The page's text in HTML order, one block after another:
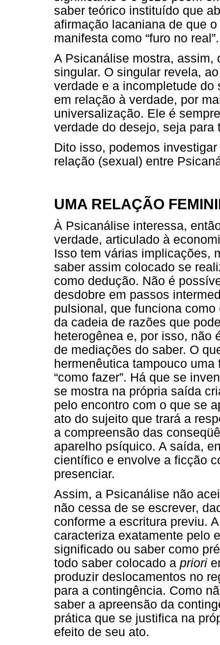
saber teórico instituído que
afirmação lacaniana de que
manifesta como “furo no real”.
A Psicanálise mostra, assim,
singular. O singular revela,
verdade e a incompletude do
em relação à verdade, por
universalização. Ele é
verdade do desejo, seja
Dito isso, podemos
relação (sexual) entre
UMA RELAÇÃO
À Psicanálise interessa,
verdade, articulado à
Isso tem várias implicações,
saber assim colocado se
como dedução. Não é
desdobre em passos
pulsional, que funciona
da cadeia de razões que
heterogênea e, por isso, não
de mediações do saber. O
hermenêutica tampouco
“como fazer”. Há que se
se mostra na própria saída
pelo encontro com o que se
ato do sujeito que trará a
a compreensão das
aparelho psíquico. A saída,
científico e envolve a ficção
presenciar.
Assim, a Psicanálise não
não cessa de se escrever,
conforme a escritura previu.
caracteriza exatamente pelo
significado ou saber como
todo saber colocado a priori
produzir deslocamentos no
para a contingência. Como
saber a apreensão da
prática que se justifica na
efeito de seu ato.